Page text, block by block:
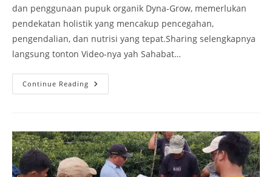
dan penggunaan pupuk organik Dyna-Grow, memerlukan
pendekatan holistik yang mencakup pencegahan,
pengendalian, dan nutrisi yang tepat.Sharing selengkapnya
langsung tonton Video-nya yah Sahabat…
Continue Reading